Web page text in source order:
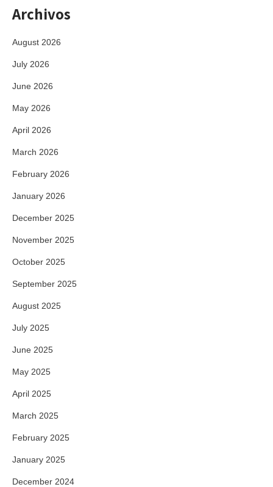
Archivos
August 2026
July 2026
June 2026
May 2026
April 2026
March 2026
February 2026
January 2026
December 2025
November 2025
October 2025
September 2025
August 2025
July 2025
June 2025
May 2025
April 2025
March 2025
February 2025
January 2025
December 2024